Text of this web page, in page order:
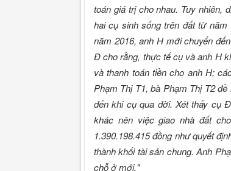
toán giá trị cho nhau. Tuy nhiên,
hai cụ sinh sống trên đất từ
năm 2016, anh H mới chuyển
Đ cho rằng, thực tế cụ và anh H
và thanh toán tiền cho anh H;
Phạm Thị T1, bà Phạm Thị T2
đến khi cụ qua đời. Xét thấy cụ
khác nên việc giao nhà đất
1.390.198.415 đồng như quyết
thành khối tài sản chung. Anh
chỗ ở mới."